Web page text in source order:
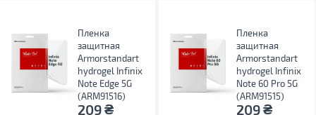
Пленка
защитная
Armorstandart
hydrogel Infinix
Note Edge 5G
(ARM91516)
209₴
Пленка
защитная
Armorstandart
hydrogel Infinix
Note 60 Pro 5G
(ARM91515)
209₴